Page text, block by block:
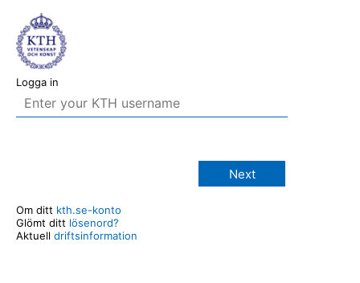
Logga in
Next
Om ditt kth.se-konto
Glömt ditt lösenord?
Aktuell driftsinformation